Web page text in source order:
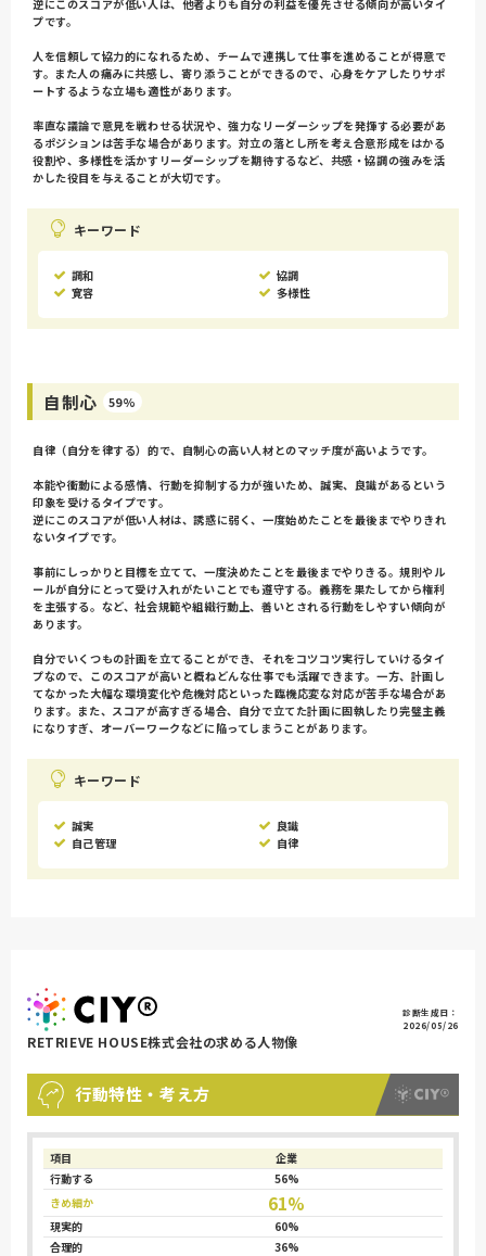
逆にこのスコアが低い人は、他者よりも自分の利益を優先させる傾向が高いタイ
プです。
人を信頼して協力的になれるため、チームで連携して仕事を進めることが得意で
す。また人の痛みに共感し、寄り添うことができるので、心身をケアしたりサポ
ートするような立場も適性があります。
率直な議論で意見を戦わせる状況や、強力なリーダーシップを発揮する必要があ
るポジションは苦手な場合があります。対立の落とし所を考え合意形成をはかる
役割や、多様性を活かすリーダーシップを期待するなど、共感・協調の強みを活
かした役目を与えることが大切です。
キーワード
調和
協調
寛容
多様性
自制心 59%
自律（自分を律する）的で、自制心の高い人材とのマッチ度が高いようです。
本能や衝動による感情、行動を抑制する力が強いため、誠実、良識があるという
印象を受けるタイプです。
逆にこのスコアが低い人材は、誘惑に弱く、一度始めたことを最後までやりきれ
ないタイプです。
事前にしっかりと目標を立てて、一度決めたことを最後までやりきる。規則やル
ールが自分にとって受け入れがたいことでも遵守する。義務を果たしてから権利
を主張する。など、社会規範や組織行動上、善いとされる行動をしやすい傾向が
あります。
自分でいくつもの計画を立てることができ、それをコツコツ実行していけるタイ
プなので、このスコアが高いと概ねどんな仕事でも活躍できます。一方、計画し
てなかった大幅な環境変化や危機対応といった臨機応変な対応が苦手な場合があ
ります。また、スコアが高すぎる場合、自分で立てた計画に固執したり完璧主義
になりすぎ、オーバーワークなどに陥ってしまうことがあります。
キーワード
誠実
良識
自己管理
自律
RETRIEVE HOUSE株式会社の求める人物像
診断生成日：
2026/05/26
行動特性・考え方
項目
企業
行動する
56%
きめ細か
61%
現実的
60%
合理的
36%